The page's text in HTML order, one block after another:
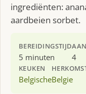
ingrediënten:
aardbeien sorbet.
BEREIDINGSTIJD
5 minuten 4
KEUKEN
BelgischeBelgie